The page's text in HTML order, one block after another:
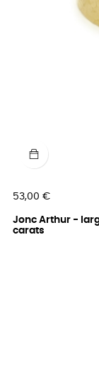
Prix
53,00 €
Jonc Arthur -
carats